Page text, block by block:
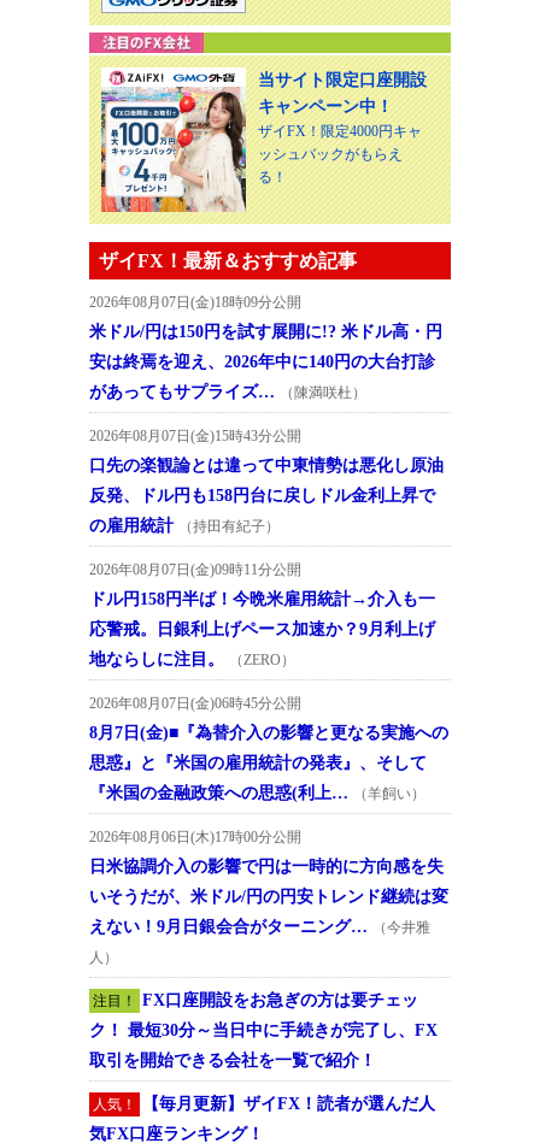
当サイト限定口座開設
キャンペーン中！
ザイFX！限定4000円キャ
ッシュバックがもらえ
る！
ザイFX！最新＆おすすめ記事
2026年08月07日(金)18時09分公開
米ドル/円は150円を試す展開に!? 米ドル高・円
安は終焉を迎え、2026年中に140円の大台打診
があってもサプライズ…
（陳満咲杜）
2026年08月07日(金)15時43分公開
口先の楽観論とは違って中東情勢は悪化し原油
反発、ドル円も158円台に戻しドル金利上昇で
の雇用統計
（持田有紀子）
2026年08月07日(金)09時11分公開
ドル円158円半ば！今晩米雇用統計→介入も一
応警戒。日銀利上げペース加速か？9月利上げ
地ならしに注目。
（ZERO）
2026年08月07日(金)06時45分公開
8月7日(金)■『為替介入の影響と更なる実施への
思惑』と『米国の雇用統計の発表』、そして
『米国の金融政策への思惑(利上…
（羊飼い）
2026年08月06日(木)17時00分公開
日米協調介入の影響で円は一時的に方向感を失
いそうだが、米ドル/円の円安トレンド継続は変
えない！9月日銀会合がターニング…
（今井雅
人）
注目！
FX口座開設をお急ぎの方は要チェッ
ク！ 最短30分～当日中に手続きが完了し、FX
取引を開始できる会社を一覧で紹介！
人気！
【毎月更新】ザイFX！読者が選んだ人
気FX口座ランキング！